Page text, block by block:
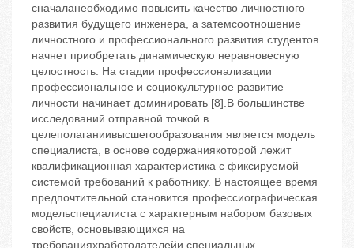
сначаланеобходимо повысить качество личностного
развития будущего инженера, а затемсоотношение
личностного и профессионального развития студентов
начнет приобретать динамическую неравновесную
целостность. На стадии профессионализации
профессиональное и социокультурное развитие
личности начинает доминировать [8].В большинстве
исследований отправной точкой в
целеполаганиивысшегообразования является модель
специалиста, в основе содержаниякоторой лежит
квалификационная характеристика с фиксируемой
системой требований к работнику. В настоящее время
предпочтительной становится профессиографическая
модельспециалиста с характерным набором базовых
свойств, основывающихся на
требованияхработодателейи специальных